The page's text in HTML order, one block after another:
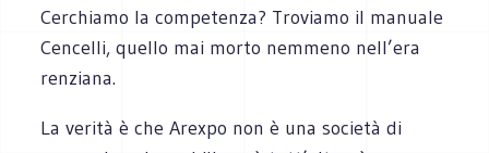
Cerchiamo la competenza? Troviamo il manuale
Cencelli, quello mai morto nemmeno nell’era
renziana.
La verità è che Arexpo non è una società di